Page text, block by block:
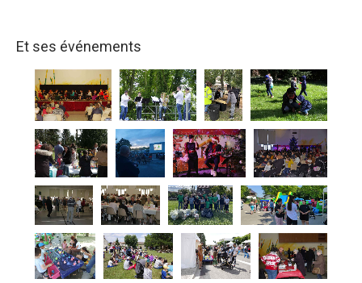
Et ses événements